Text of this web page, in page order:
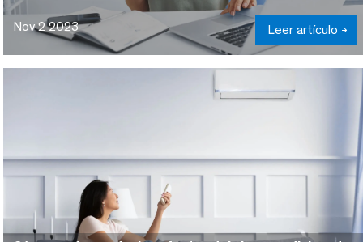
Nov 2 2023 Leer artículo